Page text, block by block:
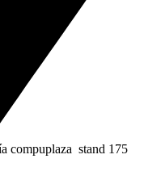
compuplaza stand 175